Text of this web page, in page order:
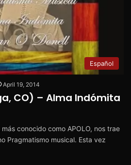
Español
April 19, 2014
CO) – Alma Indómita
conocido como APOLO, nos trae
Pragmatismo musical. Esta vez